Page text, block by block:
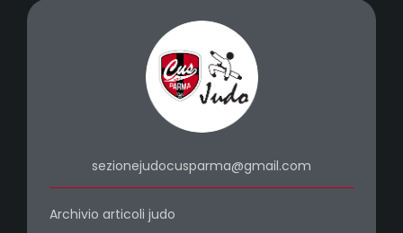
sezionejudocusparma@gmail.com
Archivio articoli judo